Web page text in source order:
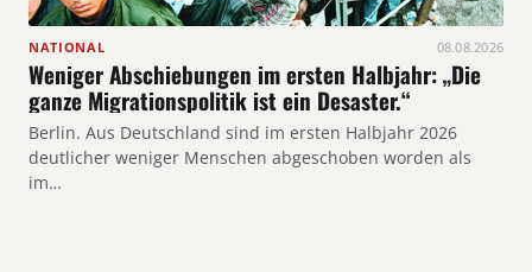
NATIONAL 08.08.2026
Weniger Abschiebungen im ersten Halbjahr: „Die
ganze Migrationspolitik ist ein Desaster.“
Berlin. Aus Deutschland sind im ersten Halbjahr 2026
deutlicher weniger Menschen abgeschoben worden als
im…